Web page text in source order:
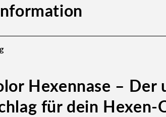
Hexennase – Der
für dein